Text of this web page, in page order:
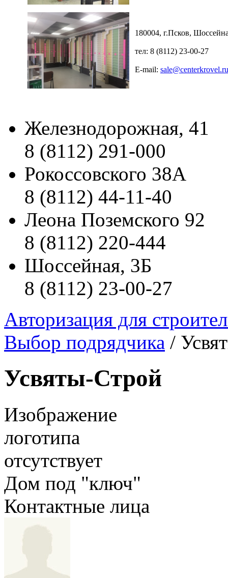
180004, г.Псков,
тел: 8 (8112) 23-00-27
E-mail: sale@centerkrovel.ru
Железнодорожная, 41
8 (8112) 291-000
Рокоссовского 38А
8 (8112) 44-11-40
Леона Поземского 92
8 (8112) 220-444
Шоссейная, 3Б
8 (8112) 23-00-27
Авторизация для
Выбор подрядчика /
Усвяты-Строй
Изображение
логотипа
отсутствует
Дом под "ключ"
Контактные лица